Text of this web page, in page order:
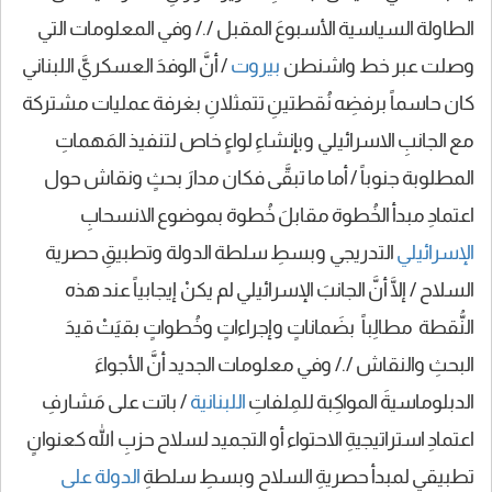
الطاولة السياسية الأسبوعَ المقبل /./ وفي المعلومات التي
وصلت عبر خط واشنطن بيروت / أنَّ الوفدَ العسكريَّ اللبناني
كان حاسماً برفضِه نُقطتينِ تتمثلانِ بغرفة عمليات مشتركة
مع الجانبِ الاسرائيلي وبإنشاءِ لواءٍ خاص لتنفيذ المَهماتِ
المطلوبة جنوباً / أما ما تبقَّى فكان مدارَ بحثٍ ونقاش حول
اعتمادِ مبدأ الخُطوة مقابلَ خُطوة بموضوع الانسحابِ
الإسرائيلي التدريجي وبسطِ سلطة الدولة وتطبيقِ حصرية
السلاح / إلَّا أنَّ الجانبَ الإسرائيلي لم يكنْ إيجابياً عند هذه
النُّقطة مطالِباً بضَماناتٍ وإجراءاتٍ وخُطواتٍ بقيَتْ قيدَ
البحثِ والنقاش /./ وفي معلومات الجديد أنَّ الأجواءَ
الدبلوماسيةَ المواكِبة للمِلفاتِ اللبنانية / باتت على مَشارفِ
اعتمادِ استراتيجيةِ الاحتواء أو التجميد لسلاح حزبِ الله كعنوانٍ
تطبيقي لمبدأ حصريةِ السلاح وبسطِ سلطةِ الدولة على